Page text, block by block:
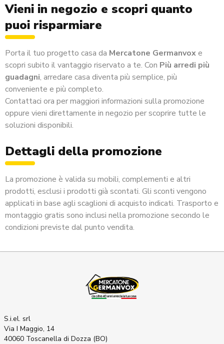
Vieni in negozio e scopri quanto
puoi risparmiare
Porta il tuo progetto casa da Mercatone Germanvoxe
scopri subito il vantaggio riservato a te. Con Più arredi più
guadagni, arredare casa diventa più semplice, più
conveniente e più completo.
Contattaci ora per maggiori informazioni sulla promozione
oppure vieni direttamente in negozio per scoprire tutte le
soluzioni disponibili.
Dettagli della promozione
La promozione è valida su mobili, complementi e altri
prodotti, esclusi i prodotti già scontati. Gli sconti vengono
applicati in base agli scaglioni di acquisto indicati. Trasporto e
montaggio gratis sono inclusi nella promozione secondo le
condizioni previste dal punto vendita.
S.i.el. srl
Via I Maggio, 14
40060 Toscanella di Dozza (BO)